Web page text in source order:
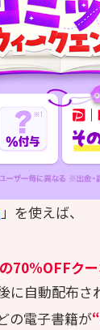
」を使えば、
70%OFFク
に自動配布さ
の電子書籍が